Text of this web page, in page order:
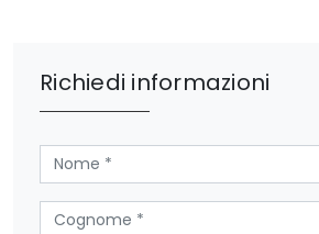
Richiedi informazioni